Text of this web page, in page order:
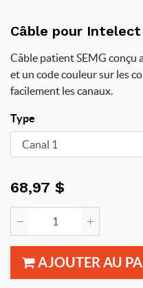
Câble pour
Câble patient SEMG
et un code couleur sur les
facilement les canaux.
Type
68,97 $
AJOUTER AU